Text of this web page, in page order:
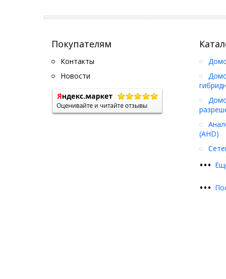
Покупателям
Контакты
Новости
•••
(AHD)
•••